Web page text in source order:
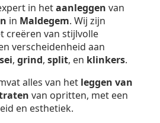
in hetaanleggen van
in Maldegem. Wij zijn
creëren van stijlvolle
verscheidenheid aan
, grind, split, en klinkers.
alles van het leggen van
van opritten, met een
en esthetiek.